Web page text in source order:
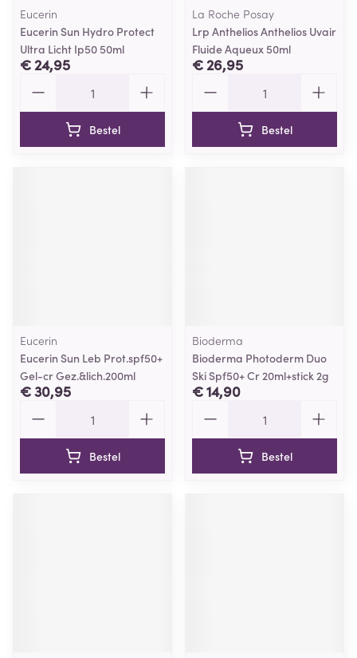
Eucerin
Eucerin Sun Hydro Protect
Ultra Licht Ip50 50ml
€ 24,95
Bestel
La Roche Posay
Lrp Anthelios Anthelios Uvair
Fluide Aqueux 50ml
€ 26,95
Bestel
Eucerin
Eucerin Sun Leb Prot.spf50+
Gel-cr Gez.&lich.200ml
€ 30,95
Bestel
Bioderma
Bioderma Photoderm Duo
Ski Spf50+ Cr 20ml+stick 2g
€ 14,90
Bestel